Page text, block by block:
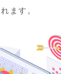
ます。